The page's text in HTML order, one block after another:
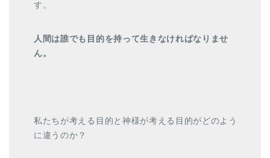
す。
人間は誰でも目的を持って生きなければなりませ
ん。
私たちが考える目的と神様が考える目的がどのよう
に違うのか？